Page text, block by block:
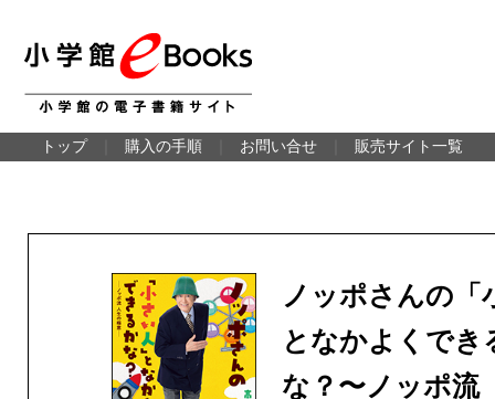
トップ 購入の手順 お問い合せ 販売サイト一覧
ノッポさんの「
となかよくでき
な？〜ノッポ